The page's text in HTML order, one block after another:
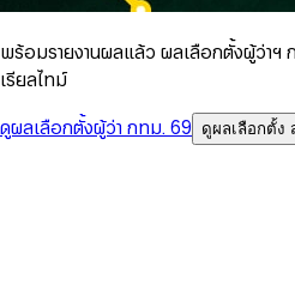
พร้อมรายงานผลแล้ว ผลเลือกตั้งผู้ว่าฯ
เรียลไทม์
ดูผลเลือกตั้งผู้ว่า กทม. 69
ดูผลเลือกตั้ง